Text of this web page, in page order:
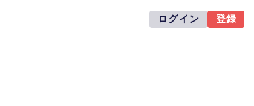
ログイン 登録